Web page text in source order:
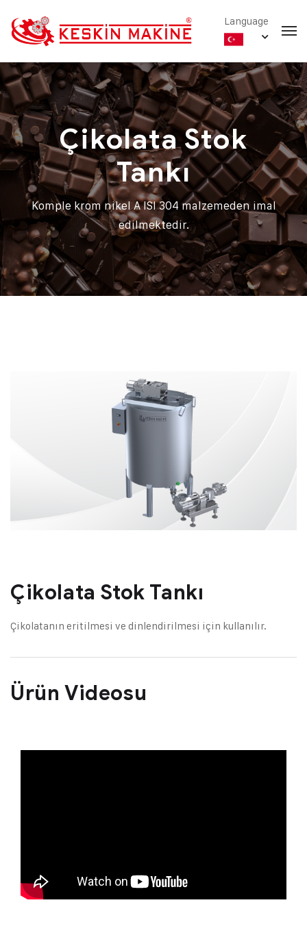
Language
Çikolata Stok
Tankı
Komple krom nikel A ISI 304 malzemeden imal
edilmektedir.
Çikolata Stok Tankı
Çikolatanın eritilmesi ve dinlendirilmesi için kullanılır.
Ürün Videosu